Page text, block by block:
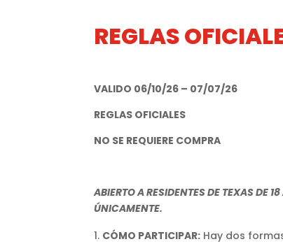
REGLAS
VALIDO 06/10/26 – 07/07/26
REGLAS OFICIALES
NO SE REQUIERE COMPRA
ABIERTO A RESIDENTES DE TEXAS DE
ÚNICAMENTE.
CÓMO PARTICIPAR: Hay dos formas